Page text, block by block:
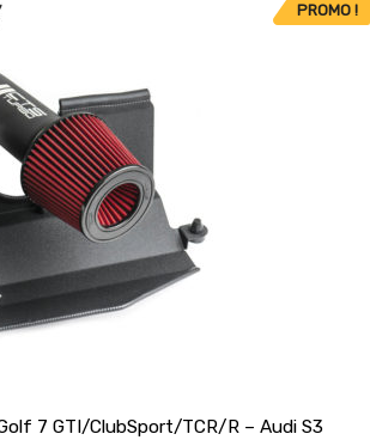
PROMO !
7 GTI/ClubSport/TCR/R – Audi S3